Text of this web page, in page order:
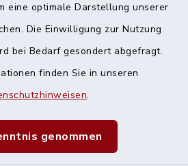
eine optimale Darstellung unserer
Die Einwilligung zur Nutzung
bei Bedarf gesondert abgefragt.
finden Sie in unseren
.
genommen
Impressum
Sitemap
Einstellungen